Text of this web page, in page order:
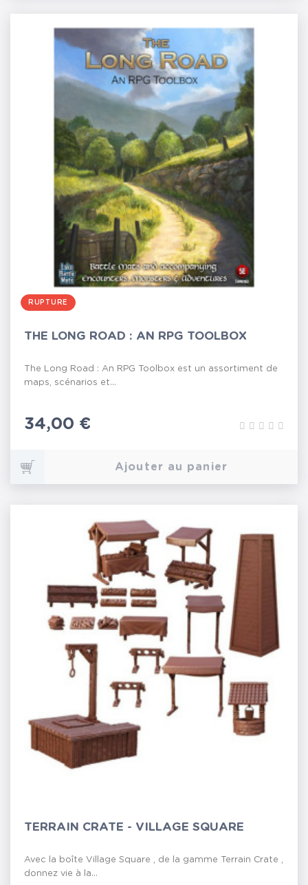
RUPTURE
THE LONG ROAD : AN RPG TOOLBOX
The Long Road : An RPG Toolbox est un assortiment de
maps, scénarios et...
Prix
34,00 €
Ajouter au panier
TERRAIN CRATE - VILLAGE SQUARE
Avec la boîte Village Square , de la gamme Terrain Crate ,
donnez vie à la...